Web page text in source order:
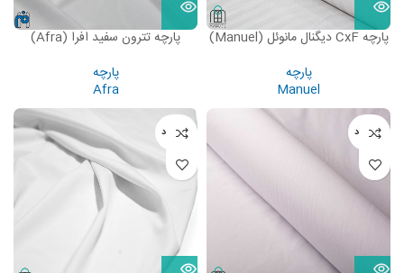
پارچه CxF دیگنال مانوئل (Manuel)
پارچه
Manuel
پارچه تترون سفید افرا (Afra)
پارچه
Afra
ناموجود ناموجود